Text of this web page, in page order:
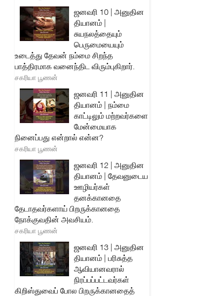
ஜனவரி 10 | அனுதின
தியானம் |
சுயநலத்தையும்
பெருமையையும்
உடைத்து தேவன் நம்மை சிறந்த
பாத்திரமாக வனைந்திட விரும்புகிறார்.
சகரியா பூணன்
ஜனவரி 11 | அனுதின
தியானம் | நம்மை
காட்டிலும் மற்றவர்களை
மேன்மையாக
நினைப்பது என்றால் என்ன?
சகரியா பூணன்
ஜனவரி 12 | அனுதின
தியானம் | தேவனுடைய
ஊழியர்கள்
தனக்கானதை
தேடாதவர்களாய் பிறருக்கானதை
நோக்குவதின் அவசியம்.
சகரியா பூணன்
ஜனவரி 13 | அனுதின
தியானம் | பரிசுத்த
ஆவியானவரால்
நிரப்பப்பட்டவர்கள்
கிறிஸ்துவைப் போல பிறருக்கானதைத்